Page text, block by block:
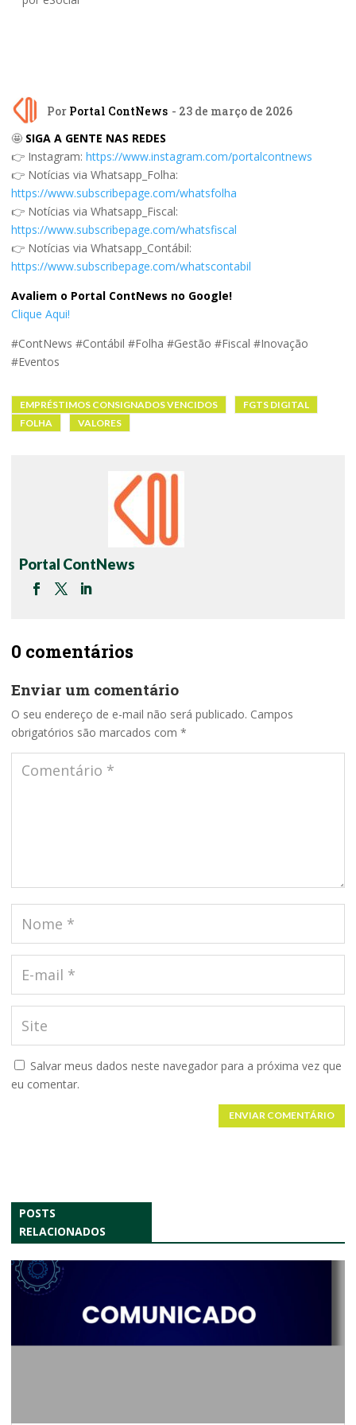
Por Portal ContNews - 23 de março de 2026
🤩 SIGA A GENTE NAS REDES
👉 Instagram: https://www.instagram.com/portalcontnews
👉 Notícias via Whatsapp_Folha:
https://www.subscribepage.com/whatsfolha
👉 Notícias via Whatsapp_Fiscal:
https://www.subscribepage.com/whatsfiscal
👉 Notícias via Whatsapp_Contábil:
https://www.subscribepage.com/whatscontabil
Avaliem o Portal ContNews no Google!
Clique Aqui!
#ContNews #Contábil #Folha #Gestão #Fiscal #Inovação
#Eventos
EMPRÉSTIMOS CONSIGNADOS VENCIDOS
FGTS DIGITAL
FOLHA
VALORES
Portal ContNews
0 comentários
Enviar um comentário
O seu endereço de e-mail não será publicado. Campos
obrigatórios são marcados com *
Salvar meus dados neste navegador para a próxima vez que
eu comentar.
ENVIAR COMENTÁRIO
POSTS
RELACIONADOS